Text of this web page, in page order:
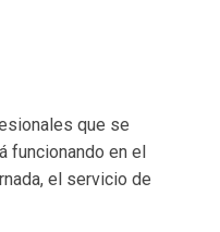
que se
funcionando en el
el servicio de